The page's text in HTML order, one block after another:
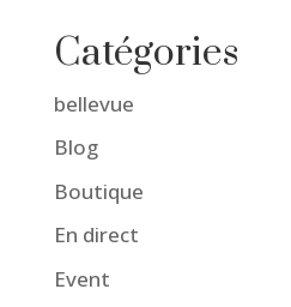
Catégories
bellevue
Blog
Boutique
En direct
Event